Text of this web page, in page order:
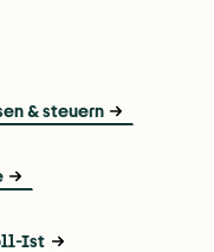
& steuern
Ist